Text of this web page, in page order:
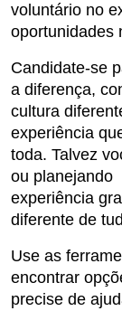
voluntário no
oportunidades
Candidate-se
a diferença,
cultura
experiência
toda. Talvez
ou planejando
experiência
diferente de
Use as
encontrar
precise de